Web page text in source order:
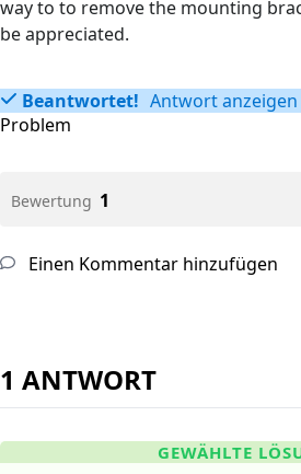
way to to remove the mounting
be appreciated.
Beantwortet! Antwort anzeigen
Problem
Bewertung 1
Einen Kommentar hinzufügen
1 ANTWORT
GEWÄHLTE